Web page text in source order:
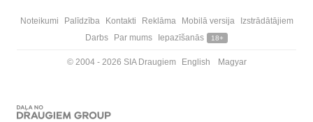
Noteikumi Palīdzība Kontakti Reklāma Mobilā versija
Izstrādātājiem
Darbs
Par mums Iepazīšanās 18+
© 2004 - 2026 SIA Draugiem English Magyar